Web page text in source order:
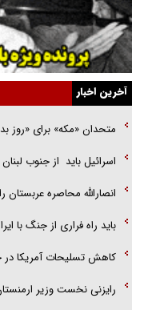
نسلی که آنلاین الگو می‌گیرد
گفت‌وگو با آیت‌الله جاودان/
ارتقا می‌داد
راننده مست به قانون می‌خندد
همه آقای دوربینی شده‌ایم!
قصه ناتمام سرویس مدارس
آیا مقاومت فلسطین خلع‌سلاح
آخرین اخبار
متحدان «مکه» برای «روز
اسرائيل بايد از جنوب
انصارالله محاصره عربستان
باید راه فراری از جنگ با
کاهش تسلیحات آمریکا در
رایزنی نخست وزیر